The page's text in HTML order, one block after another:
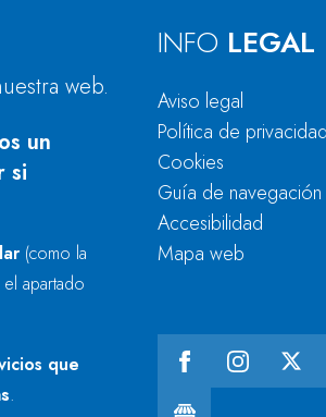
web.
un
si
(como la
apartado
que
.
INFO LEGAL
Aviso legal
Política de privacidad
Cookies
Guía de navegación
Accesibilidad
Mapa web